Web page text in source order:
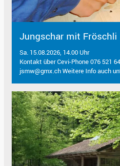
Jungschar mit Fröschli
Sa. 15.08.2026, 14.00 Uhr
Kontakt über Cevi-Phone 076 521
jsmw@gmx.ch Weitere Info auch